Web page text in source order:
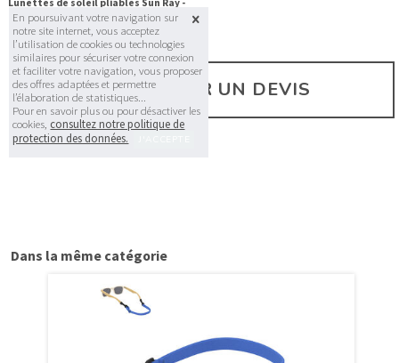
En poursuivant votre navigation sur
notre site internet, vous acceptez
l’utilisation de cookies ou technologies
similaires pour sécuriser votre connexion
et faciliter votre navigation, vous proposer
des offres adaptées et permettre
l’élaboration de statistiques...
Pour en savoir plus ou pour désactiver les
cookies, consultez notre politique de
protection des données.
Dim. : 12,7 x 15 x 4,9 cm
DEMANDER UN DEVIS
Dans la même catégorie